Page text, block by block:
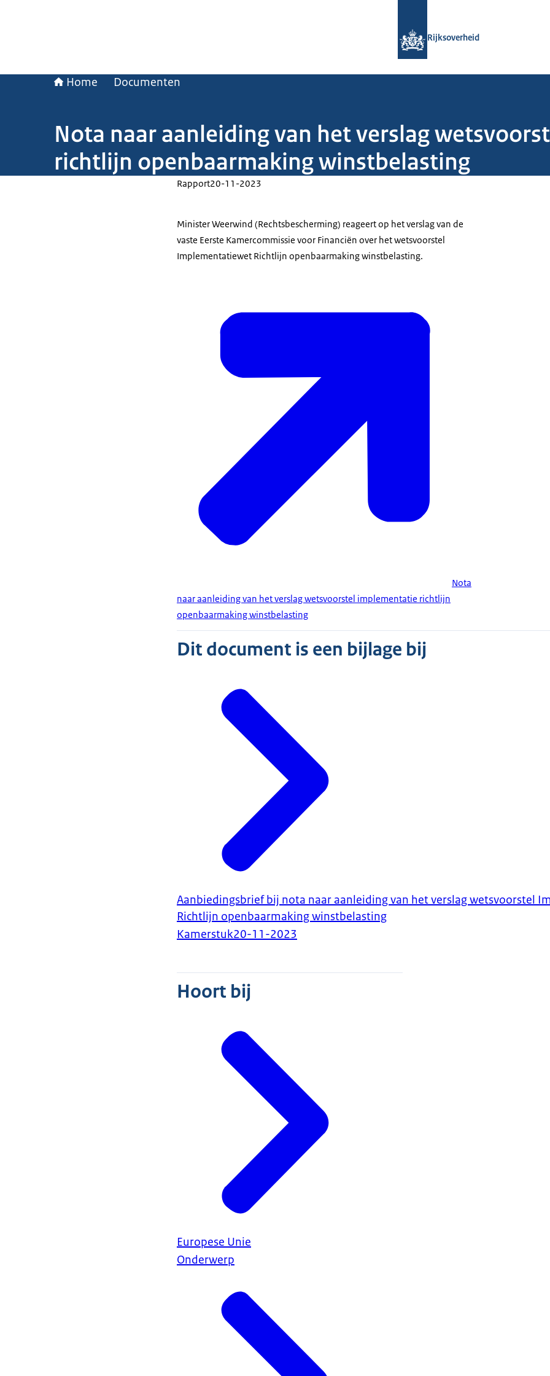
Rijksoverheid
Home Documenten
Nota naar aanleiding van het verslag
richtlijn openbaarmaking winstbelasting
Rapport20-11-2023
Minister Weerwind (Rechtsbescherming) reageert op het verslag van de
vaste Eerste Kamercommissie voor Financiën over het wetsvoorstel
Implementatiewet Richtlijn openbaarmaking winstbelasting.
Nota
naar aanleiding van het verslag wetsvoorstel implementatie richtlijn
openbaarmaking winstbelasting
Dit document is een bijlage bij
Aanbiedingsbrief bij nota naar aanleiding van het verslag wetsvoorstel
Richtlijn openbaarmaking winstbelasting
Kamerstuk20-11-2023
Hoort bij
Europese Unie
Onderwerp